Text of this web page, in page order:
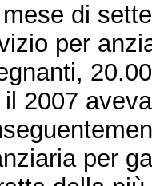
di
per
il 2007
per